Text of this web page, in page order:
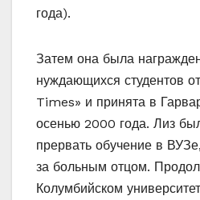
года).
Затем она была
нуждающихся студентов
Times» и принята в
осенью 2000 года. Лиз
прервать обучение в
за больным отцом.
Колумбийском